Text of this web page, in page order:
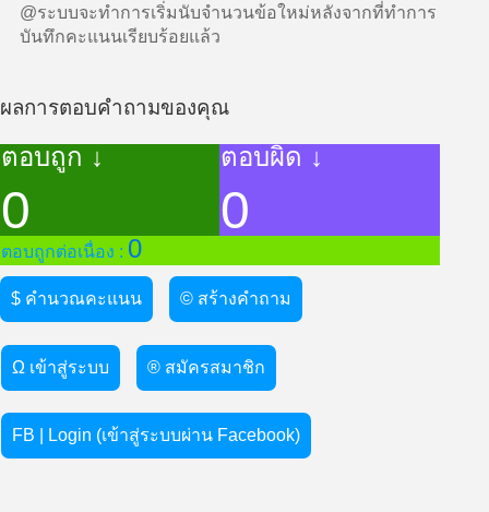
@ระบบจะทำการเริ่มนับจำนวนข้อใหม่หลังจากที่ทำการ
บันทึกคะแนนเรียบร้อยแล้ว
ผลการตอบคำถามของคุณ
ตอบถูก ↓ ตอบผิด ↓
0 0
ตอบถูกต่อเนื่อง : 0
$ คำนวณคะแนน © สร้างคำถาม
Ω เข้าสู่ระบบ ® สมัครสมาชิก
FB | Login (เข้าสู่ระบบผ่าน Facebook)